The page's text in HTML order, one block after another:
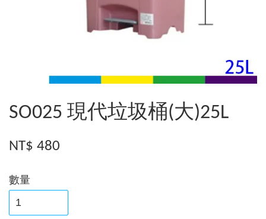
SO025 現代垃圾桶(大)25L
NT$ 480
數量